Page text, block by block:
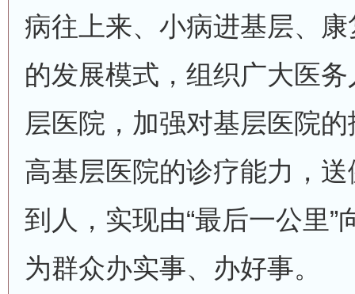
病往上来、小病进基层、
的发展模式，组织广大医
层医院，加强对基层医院
高基层医院的诊疗能力，
到人，实现由“最后一公里”
为群众办实事、办好事。